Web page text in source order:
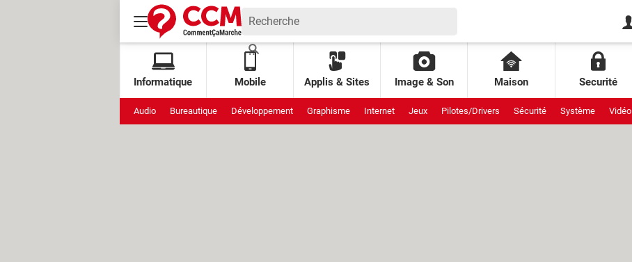
Informatique Mobile Applis & Sites Image & Son Maison Securité
Audio Bureautique Développement Graphisme Internet Jeux Pilotes/Drivers Sécurité Système Vidéo